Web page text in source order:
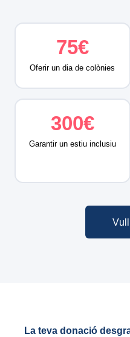
75€
Oferir un dia de colònies
300€
Garantir un estiu inclusiu
La teva donació